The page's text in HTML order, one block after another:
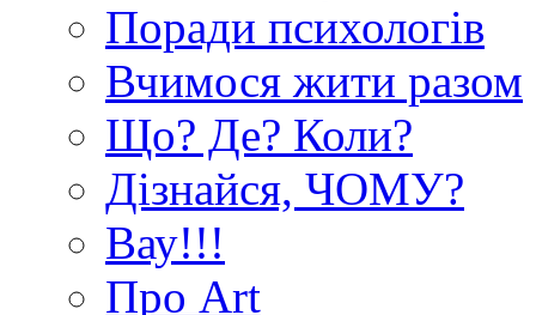
Поради психологів
Вчимося жити разом
Що? Де? Коли?
Дізнайся, ЧОМУ?
Вау!!!
Про Art